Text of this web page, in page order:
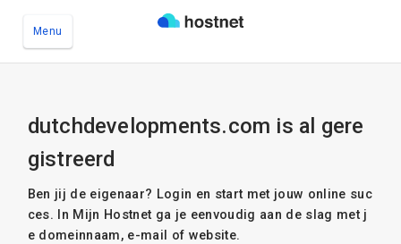
Menu
dutchdevelopments.com is al gere
gistreerd
Ben jij de eigenaar? Login en start met jouw online suc
ces. In Mijn Hostnet ga je eenvoudig aan de slag met j
e domeinnaam, e-mail of website.